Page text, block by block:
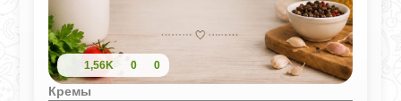
1,56K 0 0
Кремы